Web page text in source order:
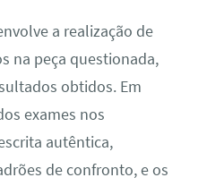
a realização de
na peça questionada,
obtidos. Em
exames nos
autêntica,
de confronto, e os